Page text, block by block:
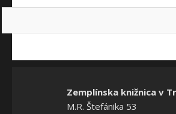
Zemplínska knižnica v
M.R. Štefánika 53